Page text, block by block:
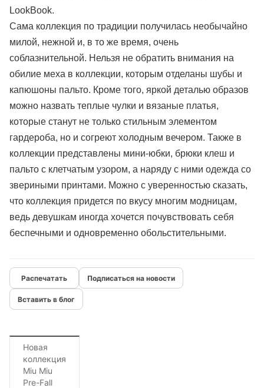
LookBook.
Сама коллекция по традиции получилась необычайно
милой, нежной и, в то же время, очень
соблазнительной. Нельзя не обратить внимания на
обилие меха в коллекции, которым отделаны шубы и
капюшоны пальто. Кроме того, яркой деталью образов
можно назвать теплые чулки и вязаные платья,
которые станут не только стильным элементом
гардероба, но и согреют холодным вечером. Также в
коллекции представлены мини-юбки, брюки клеш и
пальто с клетчатым узором, а наряду с ними одежда со
звериными принтами. Можно с уверенностью сказать,
что коллекция придется по вкусу многим модницам,
ведь девушкам иногда хочется почувствовать себя
беспечными и одновременно обольстительными.
Подписаться на новости
Вставить в блог
Новая
коллекция
Miu Miu
Pre-Fall